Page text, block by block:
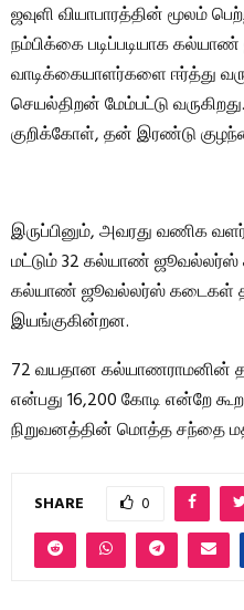
ஜவுளி வியாபாரத்தின் மூலம்
நம்பிக்கை படிப்படியாக
வாடிக்கையாளர்களை ஈர்த்து
செயல்திறன் மேம்பட்டு
குறிக்கோள், தன் இரண்டு
இருப்பினும், அவரது வணிக
மட்டும் 32 கல்யாண்
கல்யாண் ஜூவல்லர்ஸ் கடைகள்
இயங்குகின்றன.
72 வயதான கல்யாணராமனின்
என்பது 16,200 கோடி என்றே
நிறுவனத்தின் மொத்த சந்தை
SHARE 0